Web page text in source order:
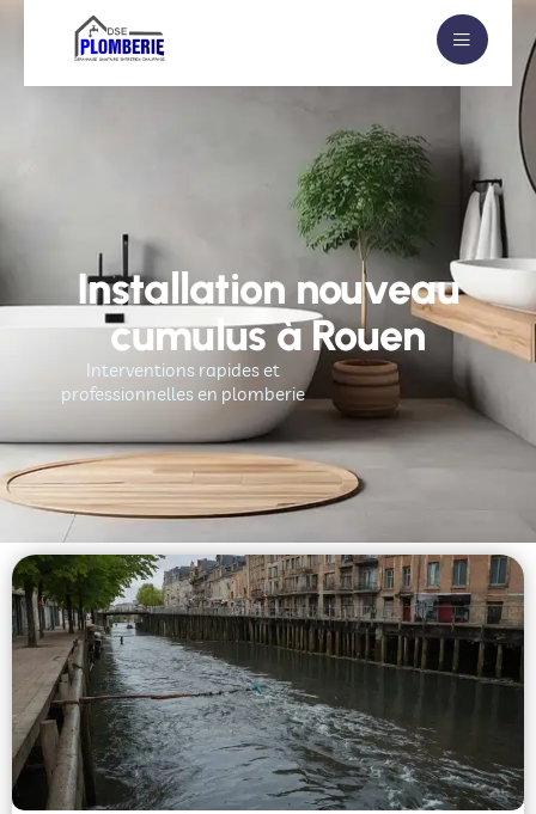
Installation nouveau
cumulus à Rouen
Interventions rapides et
professionnelles en plomberie